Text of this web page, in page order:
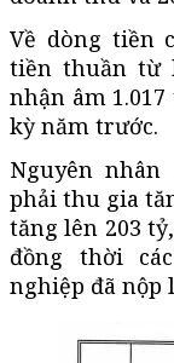
Về dòng tiền
tiền thuần từ
nhận âm
kỳ năm trước.
Nguyên
phải thu gia
tăng lên 203
đồng thời
nghiệp đã nộp